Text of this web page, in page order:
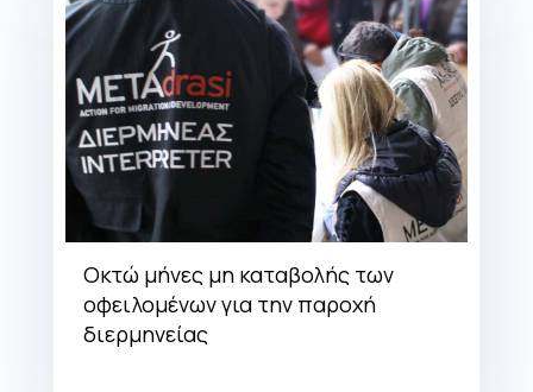
Οκτώ μήνες μη καταβολής των
οφειλομένων για την παροχή
διερμηνείας